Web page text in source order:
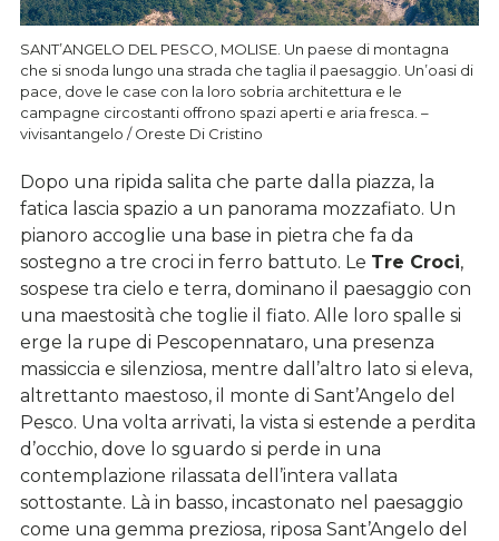
SANT’ANGELO DEL PESCO, MOLISE. Un paese di montagna
che si snoda lungo una strada che taglia il paesaggio. Un’oasi di
pace, dove le case con la loro sobria architettura e le
campagne circostanti offrono spazi aperti e aria fresca. –
vivisantangelo / Oreste Di Cristino
Dopo una ripida salita che parte dalla piazza, la
fatica lascia spazio a un panorama mozzafiato. Un
pianoro accoglie una base in pietra che fa da
sostegno a tre croci in ferro battuto. Le Tre Croci,
sospese tra cielo e terra, dominano il paesaggio con
una maestosità che toglie il fiato. Alle loro spalle si
erge la rupe di Pescopennataro, una presenza
massiccia e silenziosa, mentre dall’altro lato si eleva,
altrettanto maestoso, il monte di Sant’Angelo del
Pesco. Una volta arrivati, la vista si estende a perdita
d’occhio, dove lo sguardo si perde in una
contemplazione rilassata dell’intera vallata
sottostante. Là in basso, incastonato nel paesaggio
come una gemma preziosa, riposa Sant’Angelo del